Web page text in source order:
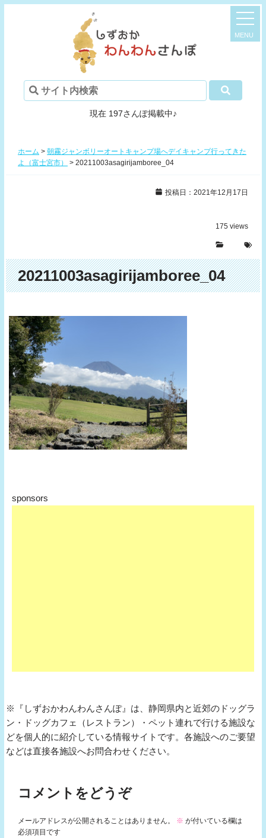
現在 197さんぽ掲載中♪
ホーム > 朝霧ジャンボリーオートキャンプ場へデイキャンプ行ってきた
よ（富士宮市）
> 20211003asagirijamboree_04
投稿日：2021年12月17日
175 views
20211003asagirijamboree_04
sponsors
※『しずおかわんわんさんぽ』は、静岡県内と近郊のドッグラ
ン・ドッグカフェ（レストラン）・ペット連れで行ける施設な
どを個人的に紹介している情報サイトです。各施設へのご要望
などは直接各施設へお問合わせください。
コメントをどうぞ
メールアドレスが公開されることはありません。 ※ が付いている欄は
必須項目です